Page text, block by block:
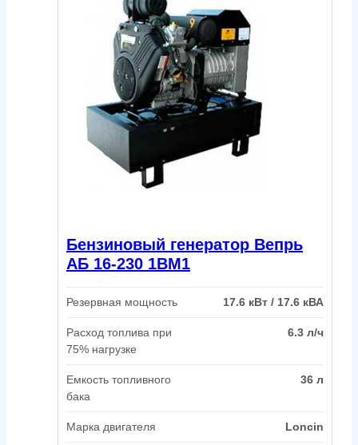
Бензиновый генератор Вепрь
АБ 16-230 1ВМ1
Резервная мощность 17.6 кВт / 17.6 кВА
Расход топлива при
75% нагрузке
6.3 л/ч
Емкость топливного
бака
36 л
Марка двигателя Loncin